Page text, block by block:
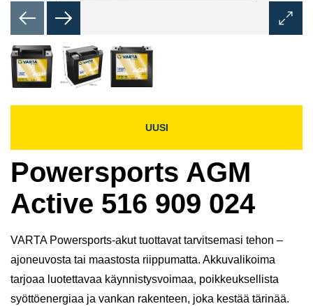
Avaa
UUSI
Powersports AGM
Active 516 909 024
VARTA Powersports-akut tuottavat tarvitsemasi tehon –
ajoneuvosta tai maastosta riippumatta. Akkuvalikoima
tarjoaa luotettavaa käynnistysvoimaa, poikkeuksellista
syöttöenergiaa ja vankan rakenteen, joka kestää tärinää.